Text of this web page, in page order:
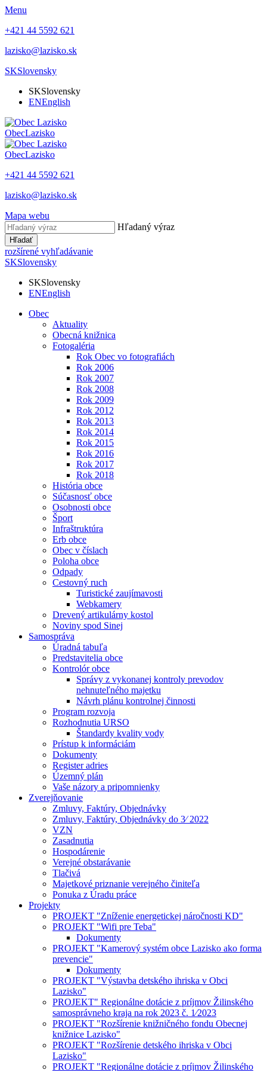
Menu
+421 44 5592 621
lazisko@lazisko.sk
SKSlovensky
SKSlovensky
ENEnglish
ObecLazisko
ObecLazisko
+421 44 5592 621
lazisko@lazisko.sk
Mapa webu
Hľadaný výraz
Hľadať
rozšírené vyhľadávanie
SKSlovensky
SKSlovensky
ENEnglish
Obec
Aktuality
Obecná knižnica
Fotogaléria
Rok Obec vo fotografiách
Rok 2006
Rok 2007
Rok 2008
Rok 2009
Rok 2012
Rok 2013
Rok 2014
Rok 2015
Rok 2016
Rok 2017
Rok 2018
História obce
Súčasnosť obce
Osobnosti obce
Šport
Infraštruktúra
Erb obce
Obec v číslach
Poloha obce
Odpady
Cestovný ruch
Turistické zaujímavosti
Webkamery
Drevený artikulárny kostol
Noviny spod Sinej
Samospráva
Úradná tabuľa
Predstavitelia obce
Kontrolór obce
Správy z vykonanej kontroly prevodov
nehnuteľného majetku
Návrh plánu kontrolnej činnosti
Program rozvoja
Rozhodnutia URSO
Štandardy kvality vody
Prístup k informáciám
Dokumenty
Register adries
Územný plán
Vaše názory a pripomnienky
Zverejňovanie
Zmluvy, Faktúry, Objednávky
Zmluvy, Faktúry, Objednávky do 3⁄ 2022
VZN
Zasadnutia
Hospodárenie
Verejné obstarávanie
Tlačivá
Majetkové priznanie verejného činiteľa
Ponuka z Úradu práce
Projekty
PROJEKT "Zníženie energetickej náročnosti KD"
PROJEKT "Wifi pre Teba"
Dokumenty
PROJEKT "Kamerový systém obce Lazisko ako forma
prevencie"
Dokumenty
PROJEKT "Výstavba detského ihriska v Obci
Lazisko"
PROJEKT" Regionálne dotácie z príjmov Žilinského
samosprávneho kraja na rok 2023 č. 1⁄2023
PROJEKT "Rozšírenie knižničného fondu Obecnej
knižnice Lazisko"
PROJEKT "Rozšírenie detského ihriska v Obci
Lazisko"
PROJEKT "Regionálne dotácie z príjmov Žilinského